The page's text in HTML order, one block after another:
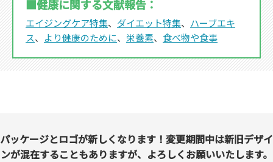
■健康に関する文献報告：
エイジングケア特集、 ダイエット特集、 ハーブエキ
ス、 より健康のために、 栄養素、 食べ物や食事
パッケージとロゴが新しくなります！変更期間中は新旧デザイ
ンが混在することもありますが、よろしくお願いいたします。